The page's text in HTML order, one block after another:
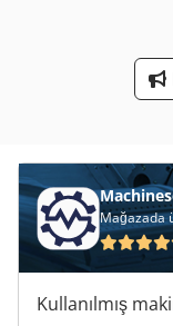
Yol Yapım
Yükleyici Bar
Yükleyici-
Çalışma Araç
Mağazada
Kullanılmış